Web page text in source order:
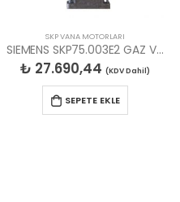
SKP VANA MOTORLARI
SIEMENS SKP75.003E2 GAZ VANA MOTORU
₺ 27.690,44 (KDV Dahil)
SEPETE EKLE